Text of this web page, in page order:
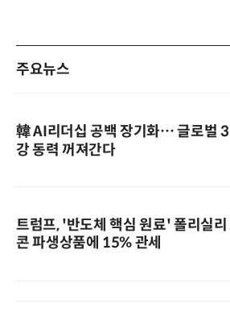
주요뉴스
韓 AI리더십 공백 장기화… 글로벌 3
강 동력 꺼져간다
트럼프, '반도체 핵심 원료' 폴리실리
콘 파생상품에 15% 관세